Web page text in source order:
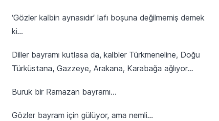
‘Gözler kalbin aynasıdır’ lafı boşuna değilmemiş demek
ki…
Diller bayramı kutlasa da, kalbler Türkmeneline, Doğu
Türküstana, Gazzeye, Arakana, Karabağa ağlıyor…
Buruk bir Ramazan bayramı…
Gözler bayram için gülüyor, ama nemli…